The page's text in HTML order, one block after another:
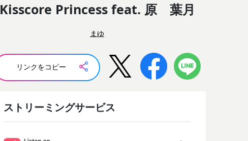
Kisscore Princess feat. 原 葉月
まゆ
リンクをコピー
ストリーミングサービス